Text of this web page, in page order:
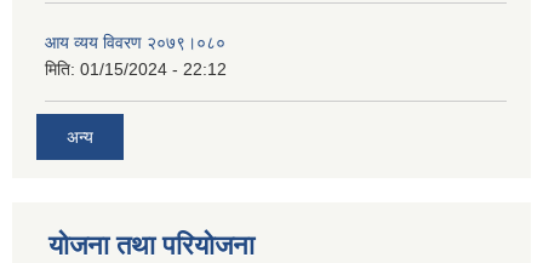
आय व्यय विवरण २०७९।०८०
मिति: 01/15/2024 - 22:12
अन्य
योजना तथा परियोजना